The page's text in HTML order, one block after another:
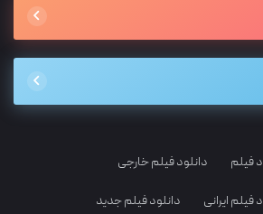
فیلم دانلود فیلم خارجی
فیلم ایرانی دانلود فیلم جدید